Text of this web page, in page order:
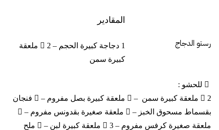
رستو الدجاج
المقادير
1 دجاجة كبيرة الحجم –  2 ملعقة
كبيرة سمن
 2 ملعقة كبيرة سمن –  ملعقة كبيرة بصل مفروم –  فنجان
بقسماط مسحوق الخبز –  ملعقة صغيرة بقدونس مفروم – 
ملعقة صغيرة كرفس مفروم –  3 ملعقة كبيرة لبن –  ملح